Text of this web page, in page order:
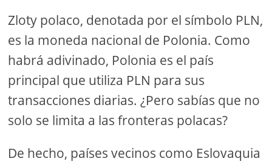
Zloty polaco, denotada por el símbolo PLN,
es la moneda nacional de Polonia. Como
habrá adivinado, Polonia es el país
principal que utiliza PLN para sus
transacciones diarias. ¿Pero sabías que no
solo se limita a las fronteras polacas?
De hecho, países vecinos como Eslovaquia